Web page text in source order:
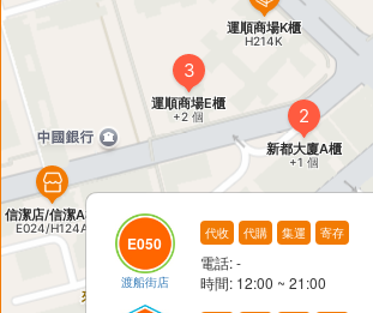
E050
渡船街店
代收 代購 集運 寄存
電話: -
時間: 12:00 ~ 21:00